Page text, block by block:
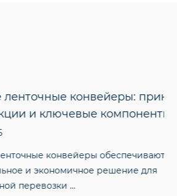
конвейеры: принципы
компоненты
конвейеры обеспечивают
решение для
...